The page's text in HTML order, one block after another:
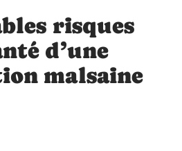
risques
d’une
malsaine